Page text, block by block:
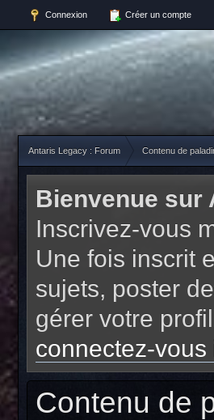
Connexion Créer un compte
Antaris Legacy : Forum Contenu de
Bienvenue sur
Inscrivez-vous
Une fois inscrit
sujets, poster
gérer votre
connectez-vous
Contenu de